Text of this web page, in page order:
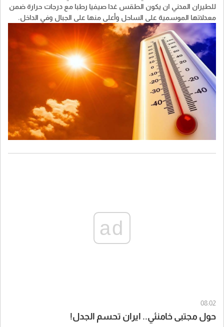
للطيران المدني ان يكون الطقس غدا صيفيا رطبا مع درجات حرارة ضمن
معدلاتها الموسمية على الساحل وأعلى منها على الجبال وفي الداخل.
كما من المتوقع أن ترتفع درجات الحرارة يوم الثلاثاء فيتحول الطقس الى
حار نسبياً حتى يوم الجمعة المقبل.
ad
08:02
حول مجتبى خامنئي.. ايران تحسم الجدل!